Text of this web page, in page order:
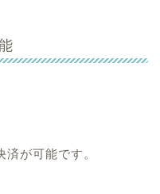
が可能です。